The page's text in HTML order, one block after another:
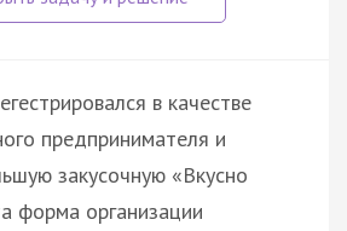
в качестве
предпринимателя и
закусочную «Вкусно
форма организации